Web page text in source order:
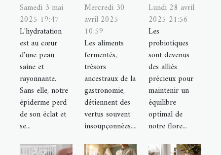
Samedi 3 mai
2025 19:47
L'hydratation
est au cœur
d'une peau
saine et
rayonnante.
Sans elle, notre
épiderme perd
de son éclat et
se...
Mercredi 30
avril 2025
10:59
Les aliments
fermentés,
trésors
ancestraux de la
gastronomie,
détiennent des
vertus souvent
insoupçonnées....
Lundi 28 avril
2025 21:56
Les
probiotiques
sont devenus
des alliés
précieux pour
maintenir un
équilibre
optimal de
notre flore...